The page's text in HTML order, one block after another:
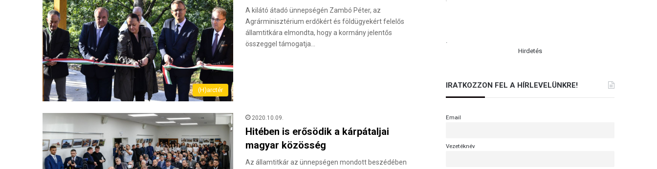
(H)arctér
A kilátó átadó ünnepségén Zambó Péter, az
Agrárminisztérium erdőkért és földügyekért felelős
államtitkára elmondta, hogy a kormány jelentős
összeggel támogatja…
2020.10.09.
Hitében is erősödik a kárpátaljai
magyar közösség
Az államtitkár az ünnepségen mondott beszédében
.
Hirdetés
IRATKOZZON FEL A HÍRLEVELÜNKRE!
Email
Vezetéknév